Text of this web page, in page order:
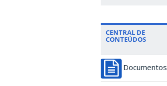
CENTRAL DE
CONTEÚDOS
Documentos